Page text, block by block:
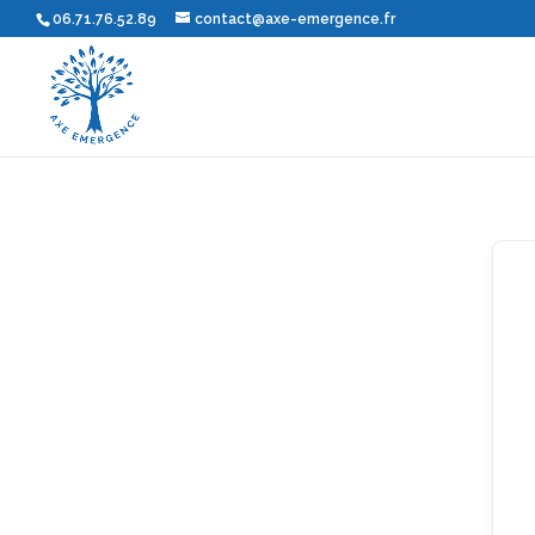
06.71.76.52.89 contact@axe-emergence.fr